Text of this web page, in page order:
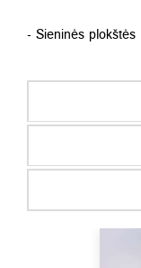
- Sieninės plokštės